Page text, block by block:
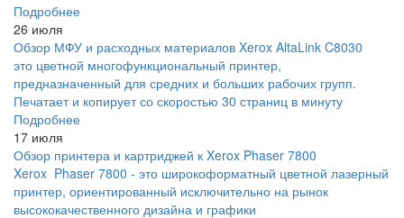
Подробнее
26 июля
Обзор МФУ и расходных материалов Xerox AltaLink C8030
это цветной многофункциональный принтер,
предназначенный для средних и больших рабочих групп.
Печатает и копирует со скоростью 30 страниц в минуту
Подробнее
17 июля
Обзор принтера и картриджей к Xerox Phaser 7800
Xerox Phaser 7800 - это широкоформатный цветной лазерный
принтер, ориентированный исключительно на рынок
высококачественного дизайна и графики